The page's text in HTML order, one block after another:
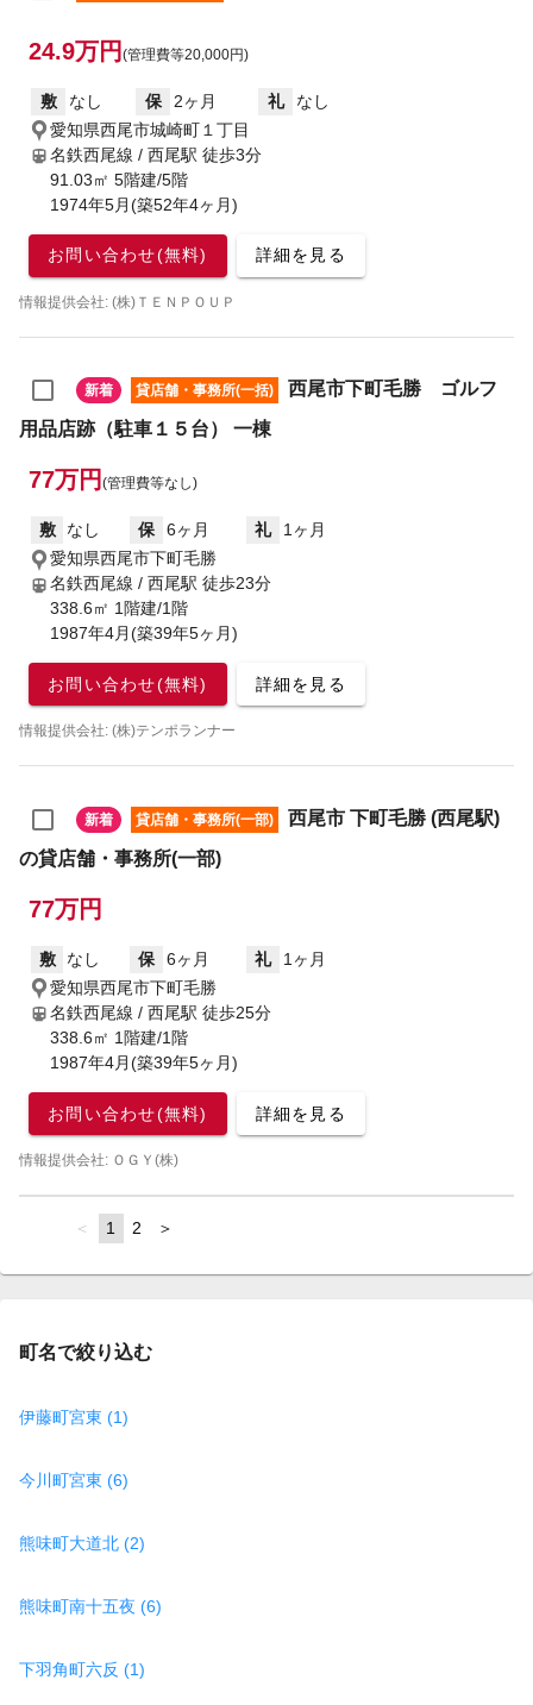
24.9万円 (管理費等20,000円)
敷 なし 保 2ヶ月 礼
なし
愛知県西尾市城崎町１丁目
名鉄西尾線 / 西尾駅 徒歩3分
91.03㎡ 5階建/5階
1974年5月(築52年4ヶ月)
お問い合わせ(無料) 詳細を見る
情報提供会社: (株)ＴＥＮＰＯＵＰ
新着 貸店舗・事務所(一括)
西尾市下町毛勝 ゴルフ
用品店跡（駐車１５台） 一棟
77万円 (管理費等なし)
敷 なし 保 6ヶ月 礼
1ヶ月
愛知県西尾市下町毛勝
名鉄西尾線 / 西尾駅 徒歩23分
338.6㎡ 1階建/1階
1987年4月(築39年5ヶ月)
お問い合わせ(無料) 詳細を見る
情報提供会社: (株)テンポランナー
新着 貸店舗・事務所(一部)
西尾市 下町毛勝 (西尾駅)
の貸店舗・事務所(一部)
77万円
敷 なし 保 6ヶ月 礼
1ヶ月
愛知県西尾市下町毛勝
名鉄西尾線 / 西尾駅 徒歩25分
338.6㎡ 1階建/1階
1987年4月(築39年5ヶ月)
お問い合わせ(無料) 詳細を見る
情報提供会社: ＯＧＹ(株)
page
You're
page
1 page
2 page
町名で絞り込む
伊藤町宮東 (1)
今川町宮東 (6)
熊味町大道北 (2)
熊味町南十五夜 (6)
下羽角町六反 (1)